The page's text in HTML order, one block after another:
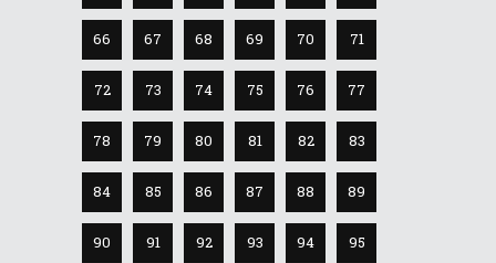
66 67 68 69 70 71
72 73 74 75 76 77
78 79 80 81 82 83
84 85 86 87 88 89
90 91 92 93 94 95